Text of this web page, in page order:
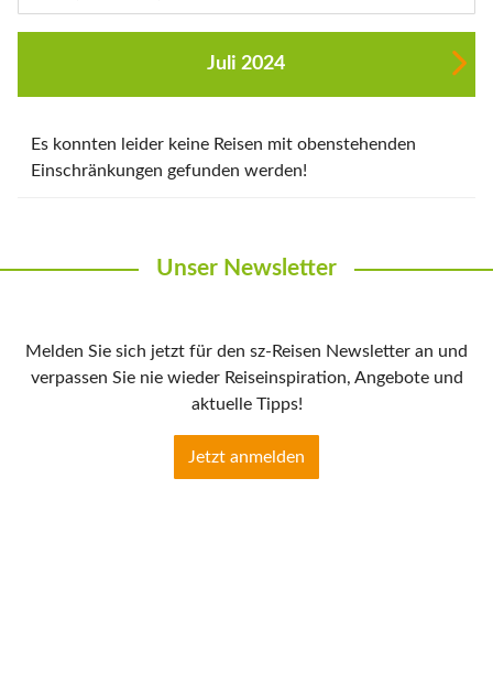
Juli 2024
Es konnten leider keine Reisen mit obenstehenden
Einschränkungen gefunden werden!
Unser Newsletter
Melden Sie sich jetzt für den sz-Reisen Newsletter an und
verpassen Sie nie wieder Reiseinspiration, Angebote und
aktuelle Tipps!
Jetzt anmelden